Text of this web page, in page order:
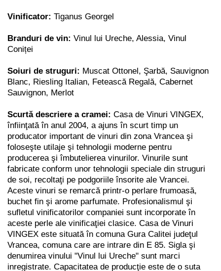
Vinificator: Tiganus Georgel
Branduri de vin: Vinul lui Ureche, Alessia, Vinul
Coniței
Soiuri de struguri: Muscat Ottonel, Şarbă, Sauvignon
Blanc, Riesling Italian, Fetească Regală, Cabernet
Sauvignon, Merlot
Scurtă descriere a cramei: Casa de Vinuri VINGEX,
înfiinţată în anul 2004, a ajuns în scurt timp un
producator important de vinuri din zona Vrancea şi
foloseşte utilaje şi tehnologii moderne pentru
producerea şi îmbutelierea vinurilor. Vinurile sunt
fabricate conform unor tehnologii speciale din struguri
de soi, recoltaţi pe podgoriile însorite ale Vrancei.
Aceste vinuri se remarcă printr-o perlare frumoasă,
buchet fin şi arome parfumate. Profesionalismul şi
sufletul vinificatorilor companiei sunt incorporate în
aceste perle ale vinificaţiei clasice. Casa de Vinuri
VINGEX este situată în comuna Gura Calitei judeţul
Vrancea, comuna care are intrare din E 85. Sigla şi
denumirea vinului "Vinul lui Ureche" sunt marci
inregistrate. Capacitatea de producţie este de o suta